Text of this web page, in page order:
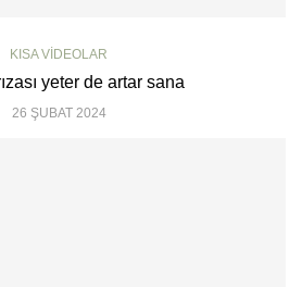
KISA VIDEOLAR
yeter de artar sana
26 ŞUBAT 2024